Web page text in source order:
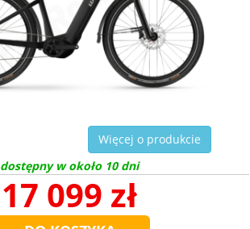
Więcej o produkcie
dostępny w około 10 dni
17 099 zł